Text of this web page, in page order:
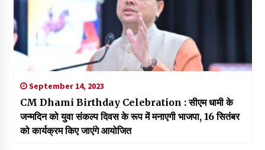
September 14, 2023
CM Dhami Birthday Celebration : सीएम धामी के
जन्मदिन को युवा संकल्प दिवस के रूप में मनाएगी भाजपा, 16 सितंबर
को कार्यक्रम किए जाएंगे आयोजित